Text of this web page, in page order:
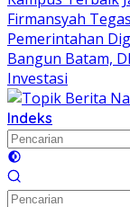
Firmansyah
Pemerintahan
Bangun Batam,
Investasi
Indeks